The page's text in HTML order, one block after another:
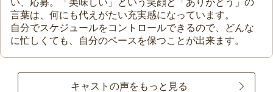
い、応募。「美味しい」という笑顔と「ありがとう」の
言葉は、何にも代えがたい充実感になっています。
自分でスケジュールをコントロールできるので、どんな
に忙しくても、自分のペースを保つことが出来ます。
キャストの声をもっと見る